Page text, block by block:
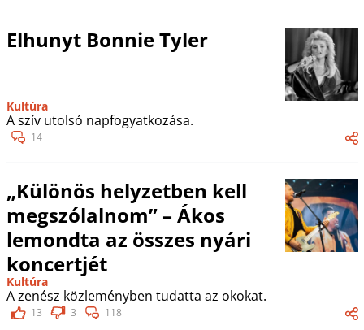
Elhunyt Bonnie Tyler
Kultúra
A szív utolsó napfogyatkozása.
14
„Különös helyzetben kell
megszólalnom” – Ákos
lemondta az összes nyári
koncertjét
Kultúra
A zenész közleményben tudatta az okokat.
13 3 118